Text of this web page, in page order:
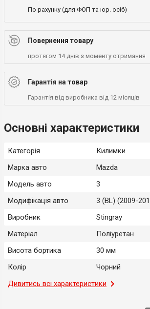
По рахунку (для ФОП та юр. осіб)
Повернення товару
протягом 14 днів з моменту отримання
Гарантія на товар
Гарантія від виробника від 12 місяців
Основні характеристики
Категорія
Килимки
Марка авто
Mazda
Модель авто
3
Модифікація авто
3 (BL) (2009-
Виробник
Stingray
Матеріал
Поліуретан
Висота бортика
30 мм
Колір
Чорний
Місце застосування
Салон
Дивитись всі характеристики